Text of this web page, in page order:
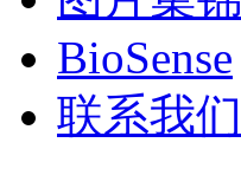
BioSense
联系我们